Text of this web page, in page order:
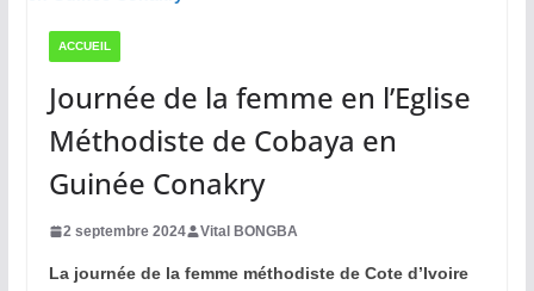
ACCUEIL
Journée de la femme en l’Eglise
Méthodiste de Cobaya en
Guinée Conakry
2 septembre 2024 Vital BONGBA
La journée de la femme méthodiste de Cote d’Ivoire